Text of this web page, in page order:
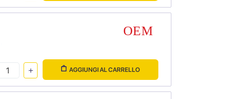
AGGIUNGI AL CARRELLO